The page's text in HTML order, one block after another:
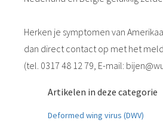
Herken je symptomen van
dan direct contact op met het
(tel. 0317 48 12 79, E-mail:
Artikelen in deze categorie
Deformed wing virus (DWV)